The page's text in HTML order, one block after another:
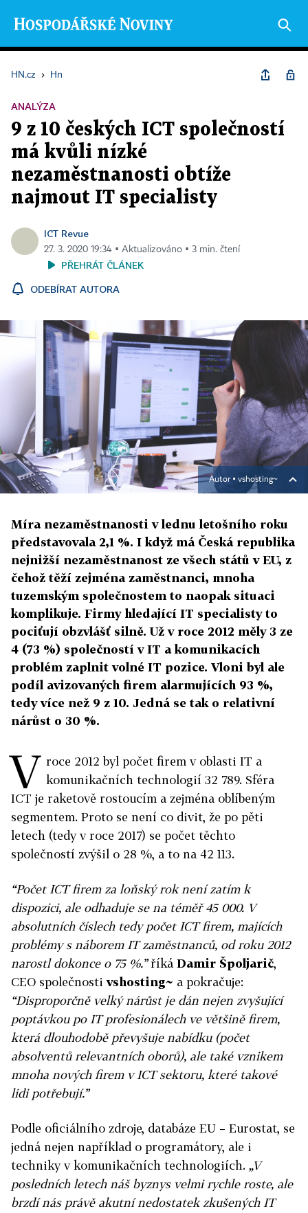
HN.cz › Hn
ANALÝZA
9 z 10 českých ICT společností
má kvůli nízké
nezaměstnanosti obtíže
najmout IT specialisty
ICT Revue
27. 3. 2020 19:34 ▪ Aktualizováno ▪ 3 min. čtení
PŘEHRÁT ČLÁNEK
ODEBÍRAT AUTORA
Autor ▪ vshosting~
Míra nezaměstnanosti v lednu letošního roku
představovala 2,1 %. I když má Česká republika
nejnižší nezaměstnanost ze všech států v EU, z
čehož těží zejména zaměstnanci, mnoha
tuzemským společnostem to naopak situaci
komplikuje. Firmy hledající IT specialisty to
pociťují obzvlášť silně. Už v roce 2012 měly 3 ze
4 (73 %) společností v IT a komunikacích
problém zaplnit volné IT pozice. Vloni byl ale
podíl avizovaných firem alarmujících 93 %,
tedy více než 9 z 10. Jedná se tak o relativní
nárůst o 30 %.
V roce 2012 byl počet firem v oblasti IT a
komunikačních technologií 32 789. Sféra
ICT je raketově rostoucím a zejména oblíbeným
segmentem. Proto se není co divit, že po pěti
letech (tedy v roce 2017) se počet těchto
společností zvýšil o 28 %, a to na 42 113.
“Počet ICT firem za loňský rok není zatím k
dispozici, ale odhaduje se na téměř 45 000. V
absolutních číslech tedy počet ICT firem, majících
problémy s náborem IT zaměstnanců, od roku 2012
narostl dokonce o 75 %.”říká Damir Špoljarič,
CEO společnostivshosting~ a pokračuje:
“Disproporčně velký nárůst je dán nejen zvyšující
poptávkou po IT profesionálech ve většině firem,
která dlouhodobě převyšuje nabídku (počet
absolventů relevantních oborů), ale také vznikem
mnoha nových firem v ICT sektoru, které takové
lidi potřebují.”
Podle oficiálního zdroje, databáze EU – Eurostat, se
jedná nejen například o programátory, ale i
techniky v komunikačních technologiích. „V
posledních letech náš byznys velmi rychle roste, ale
brzdí nás právě akutní nedostatek zkušených IT